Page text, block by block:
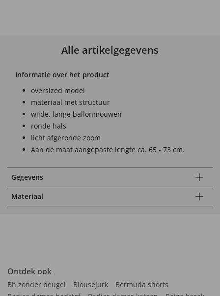
Alle artikelgegevens
Informatie over het product
oversized model
materiaal met structuur
wijde, lange ballonmouwen
ronde hals
licht afgeronde zoom
Aan de maat aangepaste lengte ca. 65 - 73 cm.
Gegevens
Materiaal
Ontdek ook
Bh zonder beugel Blousejurk
Bermuda shorts